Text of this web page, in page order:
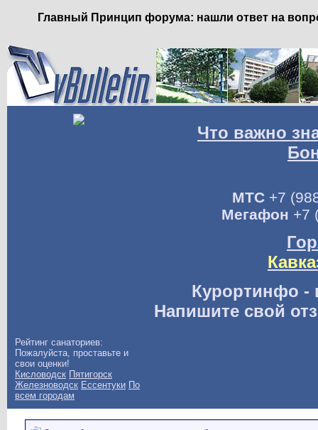
Главный Принцип форума: нашли ответ на
Что важно
МТС+7
Мегафон +7
Курортинфо -
Напишите свой
Рейтинг санаториев:
Пожалуйста, проставьте и
свои оценки!
Кисловодск Пятигорск
Железноводск Ессентуки По
всем городам